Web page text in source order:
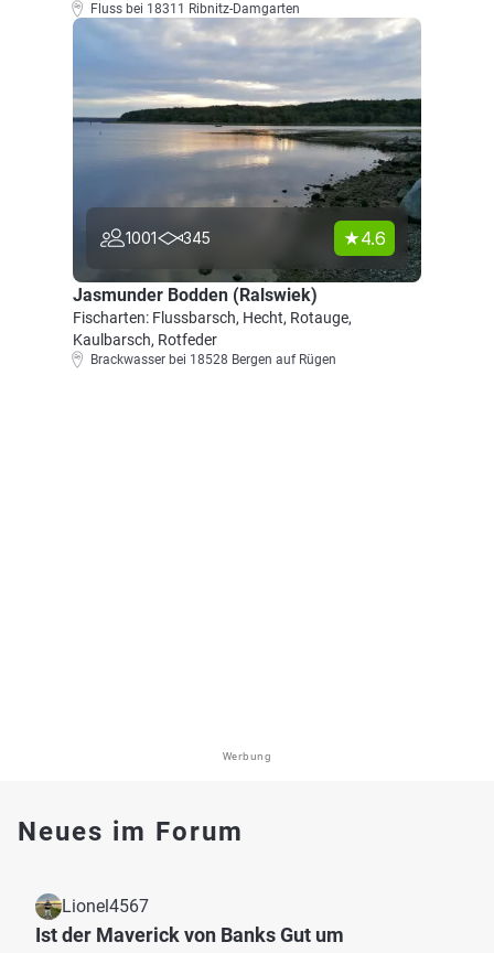
Fluss bei 18311 Ribnitz-Damgarten
1001 345 4.6
Jasmunder Bodden (Ralswiek)
Fischarten: Flussbarsch, Hecht, Rotauge,
Kaulbarsch, Rotfeder
Brackwasser bei 18528 Bergen auf Rügen
Werbung
Neues im Forum
Lionel4567
Ist der Maverick von Banks Gut um